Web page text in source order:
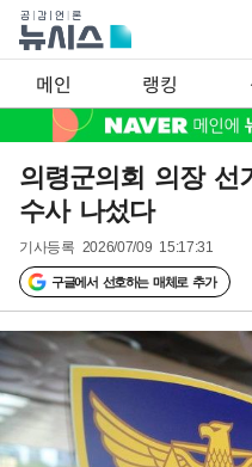
메인 랭킹
의령군의회 의장 선
수사 나섰다
기사등록 2026/07/09 15:17:31
구글에서 선호하는 매체로 추가